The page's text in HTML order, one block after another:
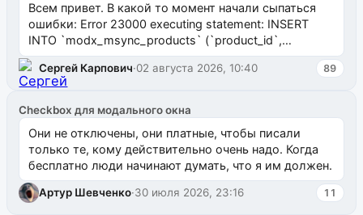
Всем привет. В какой то момент начали сыпаться
ошибки: Error 23000 executing statement: INSERT
INTO `modx_msync_products` (`product_id`,
`uuid_1c`) VALUES ...
Сергей Карпович·02 августа 2026, 10:40 89
Checkbox для модального окна
Они не отключены, они платные, чтобы писали
только те, кому действительно очень надо. Когда
бесплатно люди начинают думать, что я им должен.
Артур Шевченко·30 июля 2026, 23:16 11